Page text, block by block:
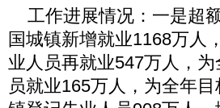
工作进展情况：一是超
国城镇新增就业1168万人
业人员再就业547万人，
员就业165万人，为全年